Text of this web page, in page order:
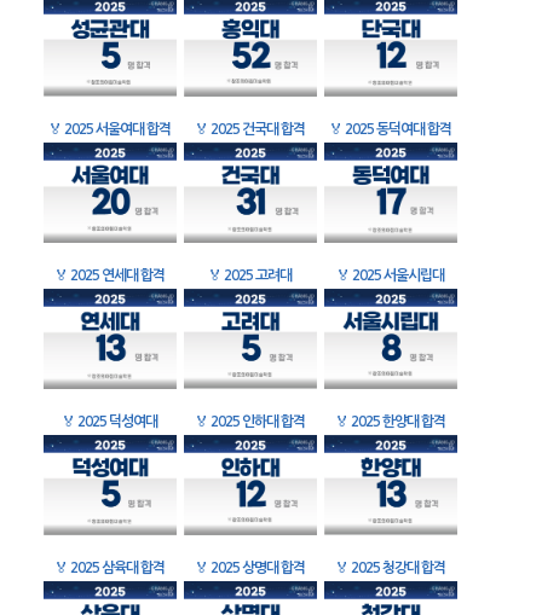
🏅 2025 서울여대 합격 🏅 2025 건국대 합격 🏅 2025 동덕여대 합격
🏅 2025 연세대 합격 🏅 2025 고려대 🏅 2025 서울시립대
🏅 2025 덕성여대 🏅 2025 인하대 합격 🏅 2025 한양대 합격
🏅 2025 삼육대 합격 🏅 2025 상명대 합격 🏅 2025 청강대 합격